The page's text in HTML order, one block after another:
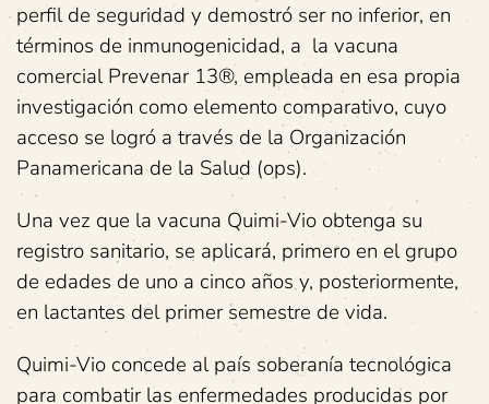
perfil de seguridad y demostró ser no inferior, en
términos de inmunogenicidad, a la vacuna
comercial Prevenar 13®, empleada en esa propia
investigación como elemento comparativo, cuyo
acceso se logró a través de la Organización
Panamericana de la Salud (ops).
Una vez que la vacuna Quimi-Vio obtenga su
registro sanitario, se aplicará, primero en el grupo
de edades de uno a cinco años y, posteriormente,
en lactantes del primer semestre de vida.
Quimi-Vio concede al país soberanía tecnológica
para combatir las enfermedades producidas por